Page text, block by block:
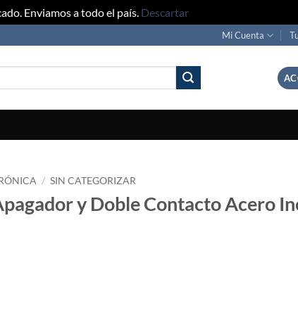
Enviamos a todo el país. Descartar
Mi Cuenta
/ SIN CATEGORIZAR
y Doble Contacto Acero